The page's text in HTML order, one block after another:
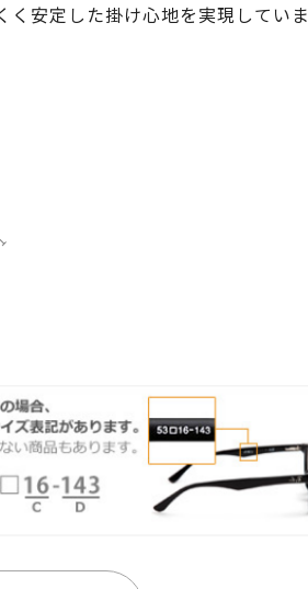
安定した掛け心地を実現していま